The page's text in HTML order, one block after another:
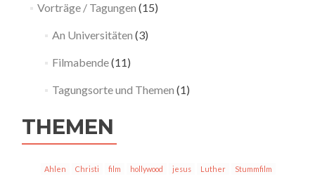
Vorträge / Tagungen (15)
An Universitäten (3)
Filmabende(11)
Tagungsorte und Themen (1)
THEMEN
Ahlen Christi film hollywood jesus Luther Stummfilm